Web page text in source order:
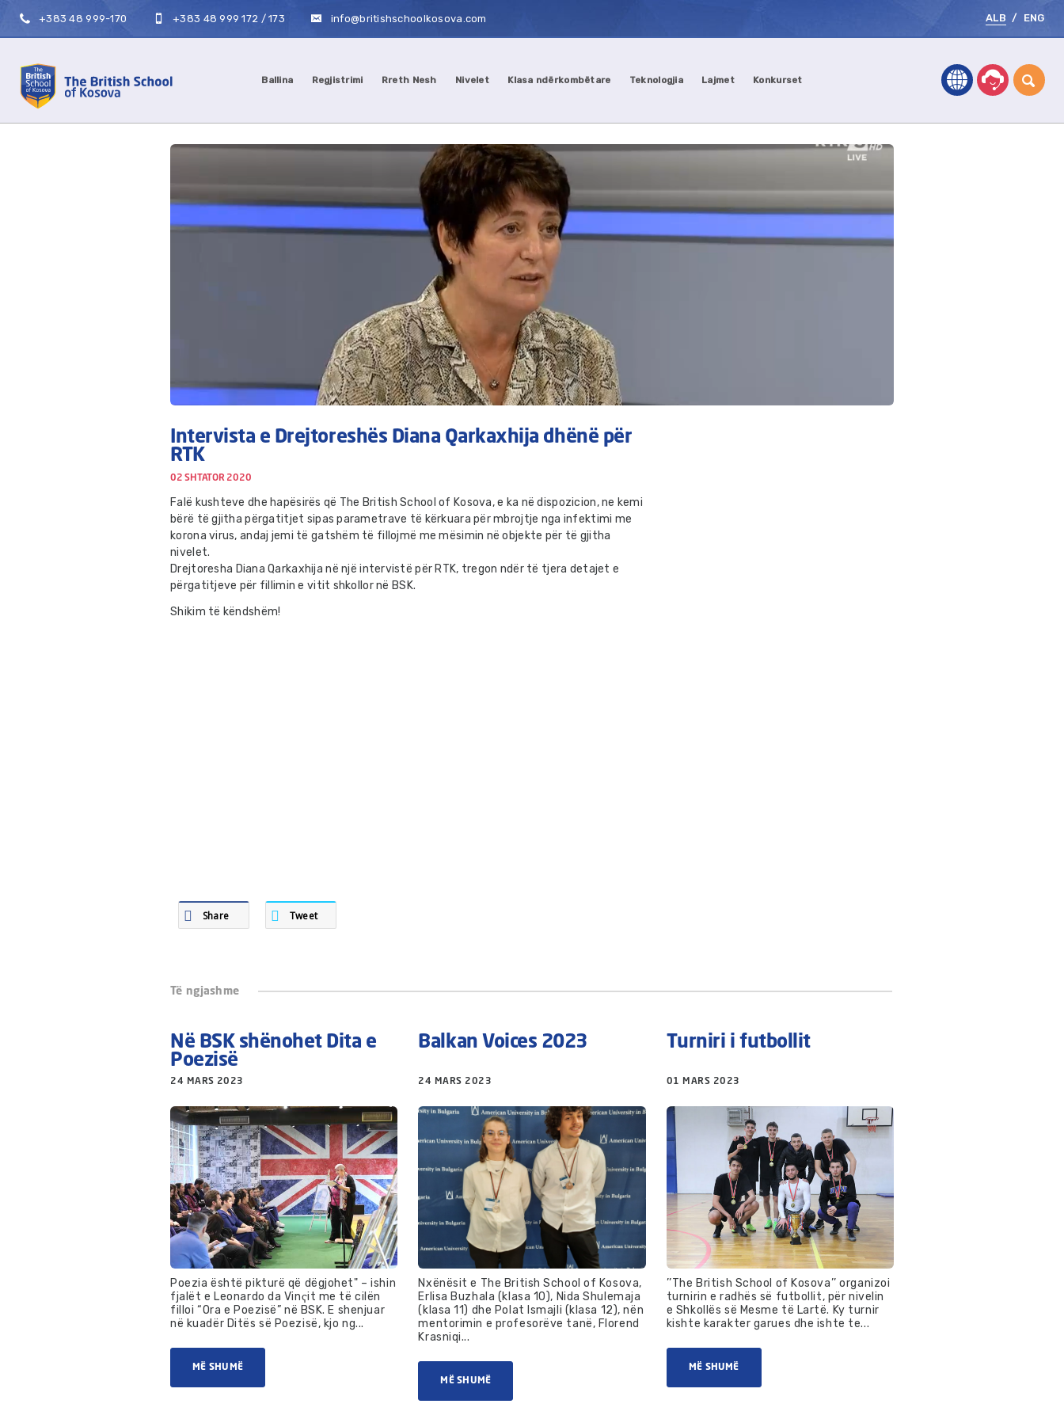
+383 48 999-170 +383 48 999 172 / 173 info@britishschoolkosova.com ALB / ENG
Ballina Regjistrimi Rreth Nesh Nivelet Klasa ndërkombëtare Teknologjia Lajmet Konkurset
Intervista e Drejtoreshës Diana Qarkaxhija dhënë për
RTK
02 SHTATOR 2020
Falë kushteve dhe hapësirës që The British School of Kosova, e ka në dispozicion, ne kemi
bërë të gjitha përgatitjet sipas parametrave të kërkuara për mbrojtje nga infektimi me
korona virus, andaj jemi të gatshëm të fillojmë me mësimin në objekte për të gjitha
nivelet.
Drejtoresha Diana Qarkaxhija në një intervistë për RTK, tregon ndër të tjera detajet e
përgatitjeve për fillimin e vitit shkollor në BSK.
Shikim të këndshëm!
Share Tweet
Të ngjashme
Në BSK shënohet Dita e
Poezisë
24 MARS 2023
Poezia është pikturë që dëgjohet" – ishin
fjalët e Leonardo da Vinҁit me të cilën
filloi “Ora e Poezisë” në BSK. E shenjuar
në kuadër Ditës së Poezisë, kjo ng...
MË SHUMË
Balkan Voices 2023
24 MARS 2023
Nxënësit e The British School of Kosova,
Erlisa Buzhala (klasa 10), Nida Shulemaja
(klasa 11) dhe Polat Ismajli (klasa 12), nën
mentorimin e profesorëve tanë, Florend
Krasniqi...
MË SHUMË
Turniri i futbollit
01 MARS 2023
’’The British School of Kosova’’ organizoi
turnirin e radhës së futbollit, për nivelin
e Shkollës së Mesme të Lartë. Ky turnir
kishte karakter garues dhe ishte te...
MË SHUMË